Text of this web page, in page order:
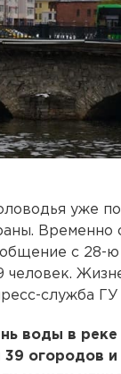
уже
Временно
с 28-
человек.
служба
воды в
39 огородов